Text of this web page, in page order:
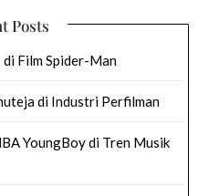
Posts
di Film Spider-Man
di Industri Perfilman
YoungBoy di Tren Musik